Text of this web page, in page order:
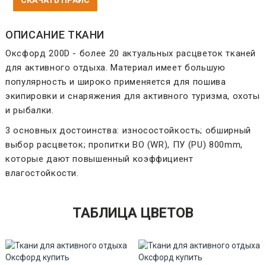
ОПИСАНИЕ ТКАНИ
Оксфорд 200D - более 20 актуальных расцветок тканей
для активного отдыха. Материал имеет большую
популярность и широко применяется для пошива
экипировки и снаряжения для активного туризма, охоты
и рыбалки.
3 основных достоинства: износостойкость; обширный
выбор расцветок; пропитки ВО (WR), ПУ (PU) 800mm,
которые дают повышенный коэффициент
влагостойкости.
ТАБЛИЦА ЦВЕТОВ